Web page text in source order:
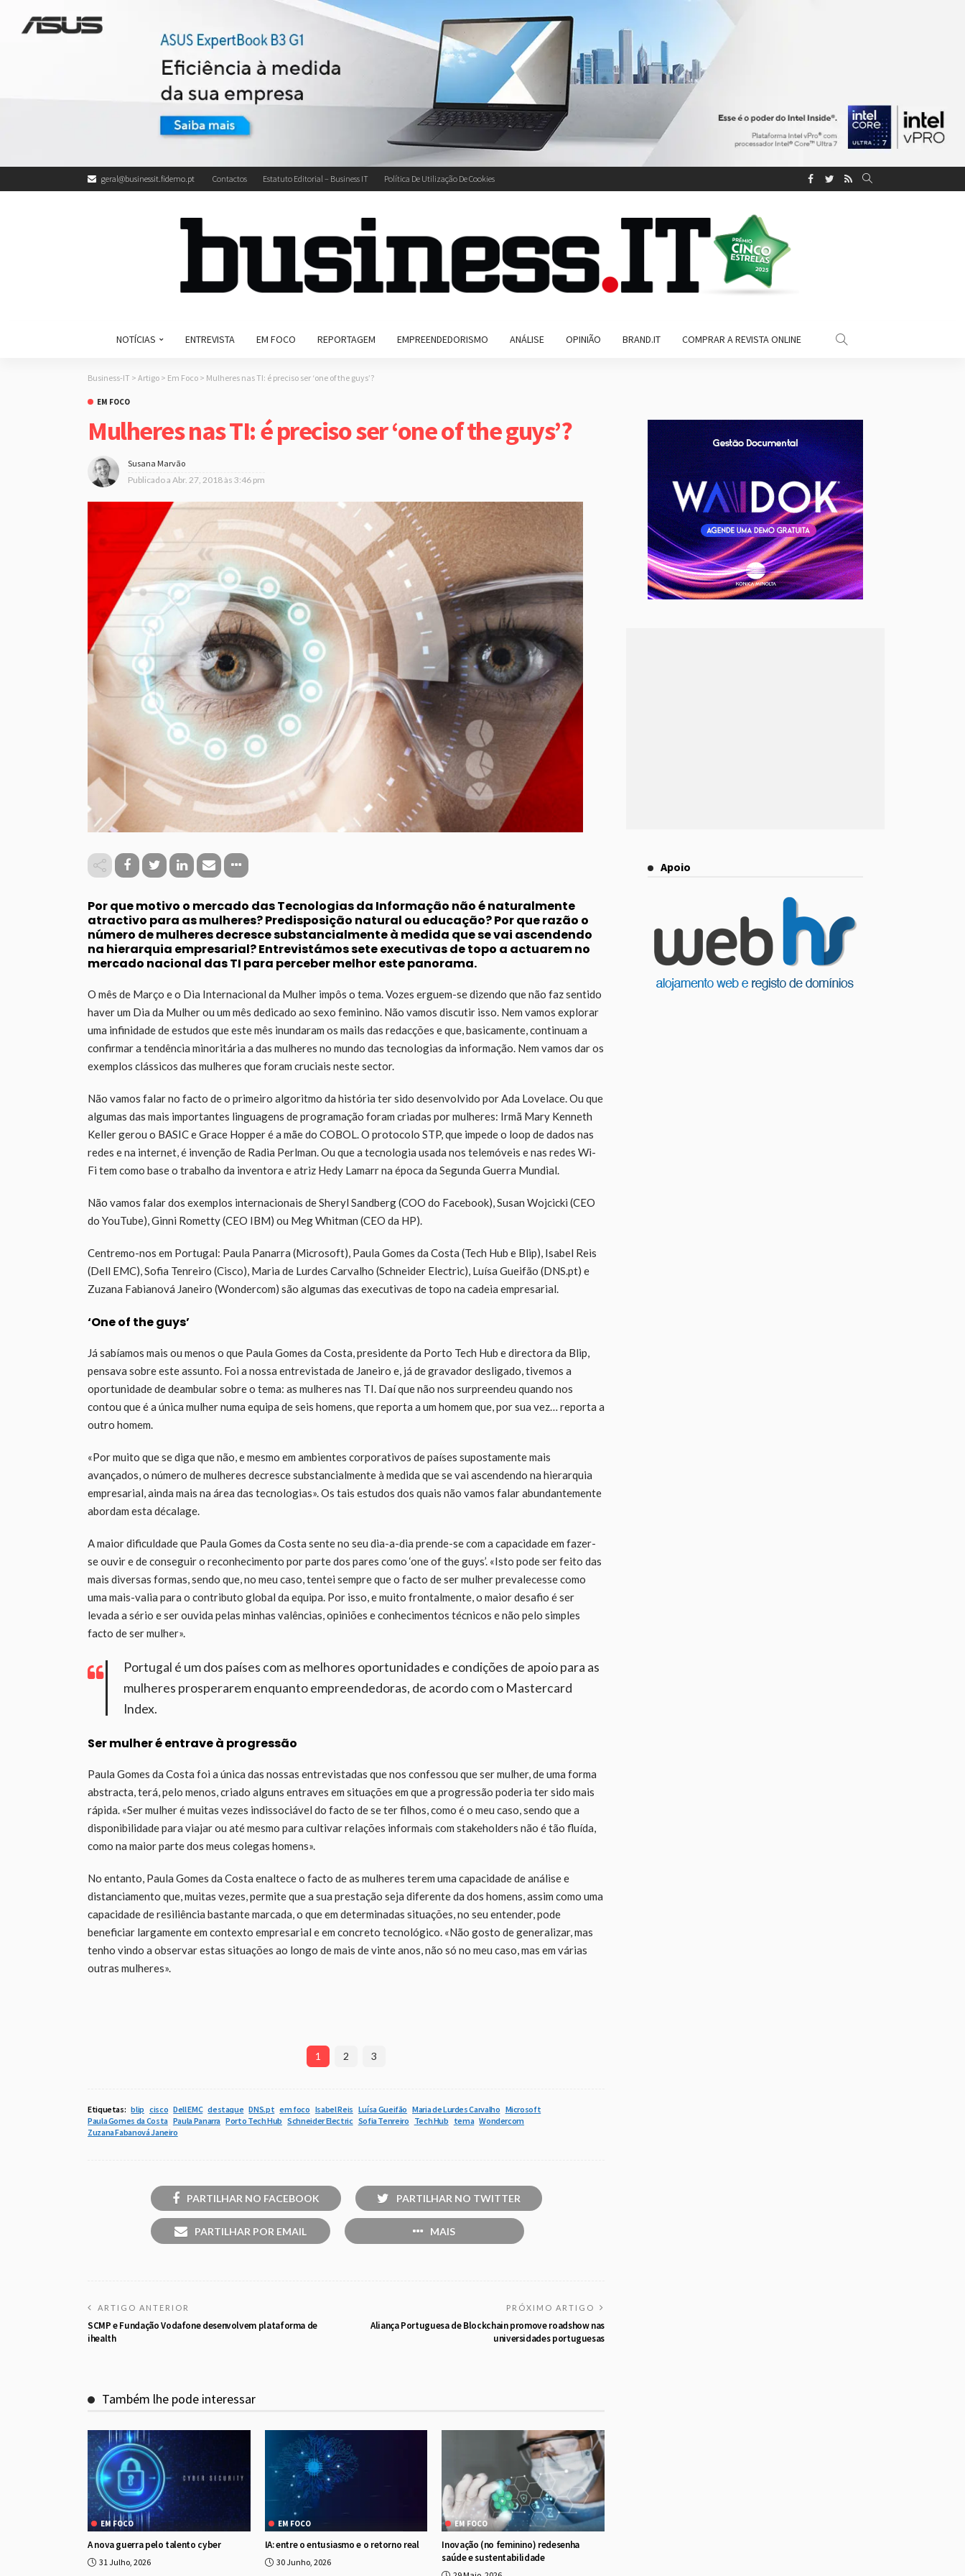
geral@businessit.fidemo.pt Contactos Estatuto Editorial – Business IT Política De Utilização De Cookies
NOTÍCIAS ENTREVISTA EM FOCO REPORTAGEM EMPREENDEDORISMO ANÁLISE OPINIÃO BRAND.IT COMPRAR A REVISTA ONLINE
Business-IT > Artigo > Em Foco > Mulheres nas TI: é preciso ser ‘one of the guys’?
EM FOCO
Mulheres nas TI: é preciso ser ‘one of the guys’?
Susana Marvão
Publicado a Abr. 27, 2018 às 3:46 pm
Por que motivo o mercado das Tecnologias da Informação não é naturalmente
atractivo para as mulheres? Predisposição natural ou educação? Por que razão o
número de mulheres decresce substancialmente à medida que se vai ascendendo
na hierarquia empresarial? Entrevistámos sete executivas de topo a actuarem no
mercado nacional das TI para perceber melhor este panorama.
O mês de Março e o Dia Internacional da Mulher impôs o tema. Vozes erguem-se dizendo que não faz sentido
haver um Dia da Mulher ou um mês dedicado ao sexo feminino. Não vamos discutir isso. Nem vamos explorar
uma infinidade de estudos que este mês inundaram os mails das redacções e que, basicamente, continuam a
confirmar a tendência minoritária a das mulheres no mundo das tecnologias da informação. Nem vamos dar os
exemplos clássicos das mulheres que foram cruciais neste sector.
Não vamos falar no facto de o primeiro algoritmo da história ter sido desenvolvido por Ada Lovelace. Ou que
algumas das mais importantes linguagens de programação foram criadas por mulheres: Irmã Mary Kenneth
Keller gerou o BASIC e Grace Hopper é a mãe do COBOL. O protocolo STP, que impede o loop de dados nas
redes e na internet, é invenção de Radia Perlman. Ou que a tecnologia usada nos telemóveis e nas redes Wi-
Fi tem como base o trabalho da inventora e atriz Hedy Lamarr na época da Segunda Guerra Mundial.
Não vamos falar dos exemplos internacionais de Sheryl Sandberg (COO do Facebook), Susan Wojcicki (CEO
do YouTube), Ginni Rometty (CEO IBM) ou Meg Whitman (CEO da HP).
Centremo-nos em Portugal: Paula Panarra (Microsoft), Paula Gomes da Costa (Tech Hub e Blip), Isabel Reis
(Dell EMC), Sofia Tenreiro (Cisco), Maria de Lurdes Carvalho (Schneider Electric), Luísa Gueifão (DNS.pt) e
Zuzana Fabianová Janeiro (Wondercom) são algumas das executivas de topo na cadeia empresarial.
‘One of the guys’
Já sabíamos mais ou menos o que Paula Gomes da Costa, presidente da Porto Tech Hub e directora da Blip,
pensava sobre este assunto. Foi a nossa entrevistada de Janeiro e, já de gravador desligado, tivemos a
oportunidade de deambular sobre o tema: as mulheres nas TI. Daí que não nos surpreendeu quando nos
contou que é a única mulher numa equipa de seis homens, que reporta a um homem que, por sua vez… reporta a
outro homem.
«Por muito que se diga que não, e mesmo em ambientes corporativos de países supostamente mais
avançados, o número de mulheres decresce substancialmente à medida que se vai ascendendo na hierarquia
empresarial, ainda mais na área das tecnologias». Os tais estudos dos quais não vamos falar abundantemente
abordam esta décalage.
A maior dificuldade que Paula Gomes da Costa sente no seu dia-a-dia prende-se com a capacidade em fazer-
se ouvir e de conseguir o reconhecimento por parte dos pares como ‘one of the guys’. «Isto pode ser feito das
mais diversas formas, sendo que, no meu caso, tentei sempre que o facto de ser mulher prevalecesse como
uma mais-valia para o contributo global da equipa. Por isso, e muito frontalmente, o maior desafio é ser
levada a sério e ser ouvida pelas minhas valências, opiniões e conhecimentos técnicos e não pelo simples
facto de ser mulher».
Portugal é um dos países com as melhores oportunidades e condições de apoio para as
mulheres prosperarem enquanto empreendedoras, de acordo com o Mastercard
Index.
Ser mulher é entrave à progressão
Paula Gomes da Costa foi a única das nossas entrevistadas que nos confessou que ser mulher, de uma forma
abstracta, terá, pelo menos, criado alguns entraves em situações em que a progressão poderia ter sido mais
rápida. «Ser mulher é muitas vezes indissociável do facto de se ter filhos, como é o meu caso, sendo que a
disponibilidade para viajar ou até mesmo para cultivar relações informais com stakeholders não é tão fluída,
como na maior parte dos meus colegas homens».
No entanto, Paula Gomes da Costa enaltece o facto de as mulheres terem uma capacidade de análise e
distanciamento que, muitas vezes, permite que a sua prestação seja diferente da dos homens, assim como uma
capacidade de resiliência bastante marcada, o que em determinadas situações, no seu entender, pode
beneficiar largamente em contexto empresarial e em concreto tecnológico. «Não gosto de generalizar, mas
tenho vindo a observar estas situações ao longo de mais de vinte anos, não só no meu caso, mas em várias
outras mulheres».
1 2 3
Etiquetas: blip cisco Dell EMC destaque DNS.pt em foco Isabel Reis Luísa Gueifão Maria de Lurdes Carvalho Microsoft
Paula Gomes da Costa Paula Panarra Porto Tech Hub Schneider Electric Sofia Tenreiro Tech Hub tema Wondercom
Zuzana Fabanová Janeiro
PARTILHAR NO FACEBOOK PARTILHAR NO TWITTER
PARTILHAR POR EMAIL MAIS
ARTIGO ANTERIOR
SCMP e Fundação Vodafone desenvolvem plataforma de
ihealth
PRÓXIMO ARTIGO
Aliança Portuguesa de Blockchain promove roadshow nas
universidades portuguesas
Também lhe pode interessar
EM FOCO
A nova guerra pelo talento cyber
31 Julho, 2026
EM FOCO
IA: entre o entusiasmo e o retorno real
30 Junho, 2026
EM FOCO
Inovação (no feminino) redesenha
saúde e sustentabilidade
Apoio